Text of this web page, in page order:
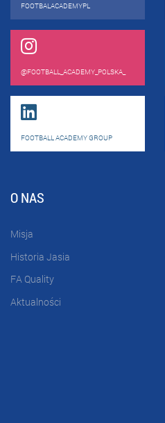
FOOTBALACADEMYPL
@FOOTBALL_ACADEMY_POLSKA_
FOOTBALL ACADEMY GROUP
O NAS
Misja
Historia Jasia
FA Quality
Aktualności